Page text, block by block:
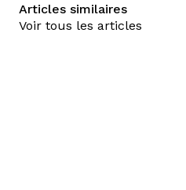
Articles similaires
Voir tous les articles